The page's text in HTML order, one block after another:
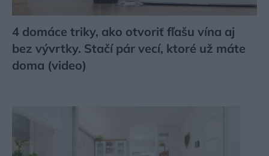
4 domáce triky, ako otvoriť fľašu vína aj
bez vývrtky. Stačí pár vecí, ktoré už máte
doma (video)